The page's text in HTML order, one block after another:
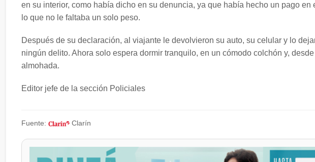
en su interior, como había dicho en su denuncia, ya que había hecho un pago
lo que no le faltaba un solo peso.
Después de su declaración, al viajante le devolvieron su auto, su celular y lo
ningún delito. Ahora solo espera dormir tranquilo, en un cómodo colchón y,
almohada.
Editor jefe de la sección Policiales
Fuente: Clarín